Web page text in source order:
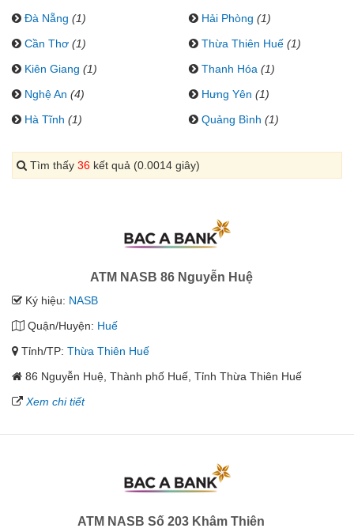
Đà Nẵng (1) Hải Phòng (1)
Cần Thơ (1) Thừa Thiên Huế (1)
Kiên Giang (1) Thanh Hóa (1)
Nghệ An (4) Hưng Yên (1)
Hà Tĩnh (1) Quảng Bình (1)
Tìm thấy 36 kết quả (0.0014 giây)
ATM NASB 86 Nguyễn Huệ
Ký hiệu: NASB
Quận/Huyện: Huế
Tỉnh/TP: Thừa Thiên Huế
86 Nguyễn Huệ, Thành phố Huế, Tỉnh Thừa Thiên Huế
Xem chi tiết
ATM NASB Số 203 Khâm Thiên